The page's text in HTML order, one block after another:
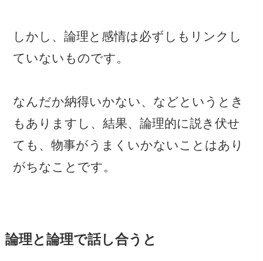
しかし、論理と感情は必ずしもリンクし
ていないものです。
なんだか納得いかない、などというとき
もありますし、結果、論理的に説き伏せ
ても、物事がうまくいかないことはあり
がちなことです。
論理と論理で話し合うと